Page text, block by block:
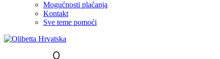
Mogućnosti plaćanja
Kontakt
Sve teme pomoći